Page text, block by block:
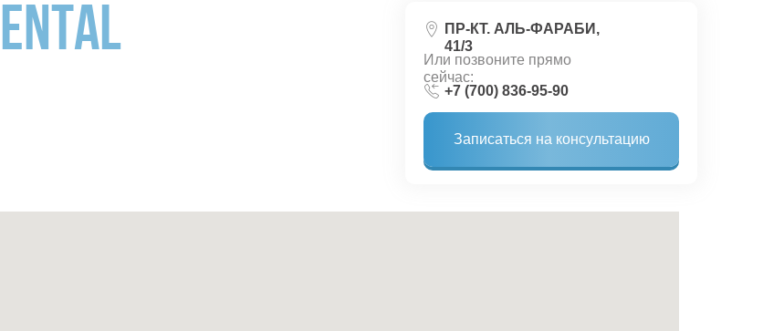
ПР-КТ. АЛЬ-ФАРАБИ,
41/3
Или позвоните прямо
сейчас:
+7 (700) 836-95-90
Записаться на консультацию